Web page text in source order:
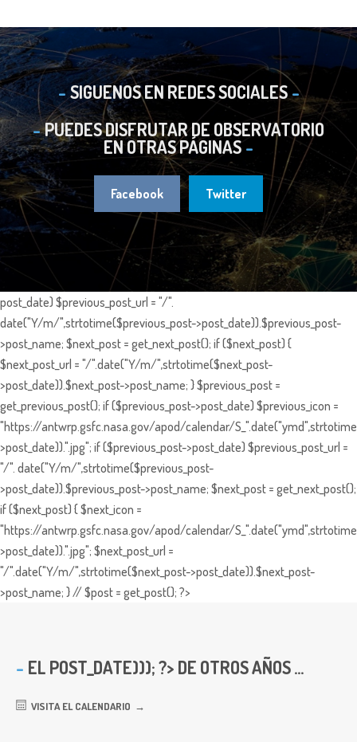
SIGUENOS EN REDES SOCIALES
PUEDES DISFRUTAR DE OBSERVATORIO
EN OTRAS PÁGINAS
Facebook Twitter
post_date) $previous_post_url = "/".
date("Y/m/",strtotime($previous_post->post_date)).$previous_post-
>post_name; $next_post = get_next_post(); if ($next_post) {
$next_post_url = "/".date("Y/m/",strtotime($next_post-
>post_date)).$next_post->post_name; } $previous_post =
get_previous_post(); if ($previous_post->post_date) $previous_icon =
"https://antwrp.gsfc.nasa.gov/apod/calendar/
>post_date)).".jpg"; if ($previous_post->post_date) $previous_post_url =
"/". date("Y/m/",strtotime($previous_post-
>post_date)).$previous_post->post_name; $next_post = get_next_post();
if ($next_post) { $next_icon =
"https://antwrp.gsfc.nasa.gov/apod/calendar/
>post_date)).".jpg"; $next_post_url =
"/".date("Y/m/",strtotime($next_post->post_date)).$next_post-
>post_name; } // $post = get_post(); ?>
EL POST_DATE))); ?> DE OTROS AÑOS ...
VISITA EL CALENDARIO